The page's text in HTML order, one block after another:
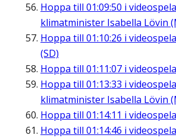
Hoppa till 01:09:50 i
klimatminister Isabella Lövin
Hoppa till 01:10:26 i
(SD)
Hoppa till 01:11:07 i
Hoppa till 01:13:33 i
klimatminister Isabella Lövin
Hoppa till 01:14:11 i
Hoppa till 01:14:46 i